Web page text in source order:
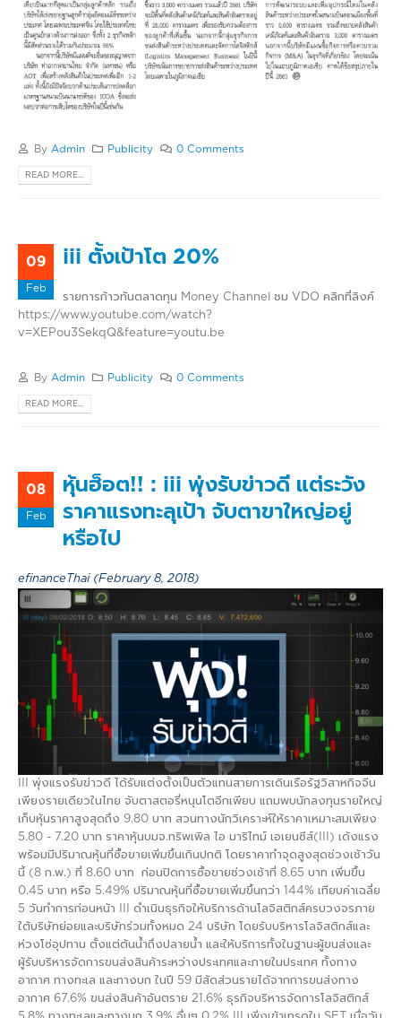
By Admin Publicity 0 Comments
READ MORE...
09
Feb
iii ตั้งเป้าโต 20%
รายการก้าวทันตลาดทุน Money Channel ชม VDO คลิกที่ลิงค์
https://www.youtube.com/watch?
v=XEPou3SekqQ&feature=youtu.be
By Admin Publicity 0 Comments
READ MORE...
08
Feb
หุ้นฮ็อต!! : iii พุ่งรับข่าวดี แต่ระวัง
ราคาแรงทะลุเป้า จับตาขาใหญ่อยู่
หรือไป
efinanceThai (February 8, 2018)
III พุ่งแรงรับข่าวดี ได้รับแต่งตั้งเป็นตัวแทนสายการเดินเรือรัฐวิสาหกิจจีน
เพียงรายเดียวในไทย จับตาสตอรี่หนุนโตอีกเพียบ แถมพบนักลงทุนรายใหญ่
เก็บหุ้นราคาสูงสุดถึง 9.80 บาท สวนทางนักวิเคราะห์ให้ราคาเหมาะสมเพียง
5.80 - 7.20 บาท ราคาหุ้นบมจ.ทริพเพิล ไอ มาริไทม์ เอเยนซีส์(III) เด้งแรง
พร้อมมีปริมาณหุ้นที่ซื้อขายเพิ่มขึ้นเกินปกติ โดยราคาทำจุดสูงสุดช่วงเช้าวัน
นี้ (8 ก.พ.) ที่ 8.60 บาท ก่อนปิดการซื้อขายช่วงเช้าที่ 8.65 บาท เพิ่มขึ้น
0.45 บาท หรือ 5.49% ปริมาณหุ้นที่ซื้อขายเพิ่มขึ้นกว่า 144% เทียบค่าเฉลี่ย
5 วันทำการก่อนหน้า III ดำเนินธุรกิจให้บริการด้านโลจิสติกส์ครบวงจรภาย
ใต้บริษัทย่อยและบริษัทร่วมทั้งหมด 24 บริษัท โดยรับบริหารโลจิสติกส์และ
ห่วงโซ่อุปทาน ตั้งแต่ต้นน้ำถึงปลายน้ำ และให้บริการทั้งในฐานะผู้ขนส่งและ
ผู้รับบริหารจัดการขนส่งสินค้าระหว่างประเทศและภายในประเทศ ทั้งทาง
อากาศ ทางทะเล และทางบก ในปี 59 มีสัดส่วนรายได้จากการขนส่งทาง
อากาศ 67.6% ขนส่งสินค้าอันตราย 21.6% ธุรกิจบริหารจัดการโลจิสติกส์